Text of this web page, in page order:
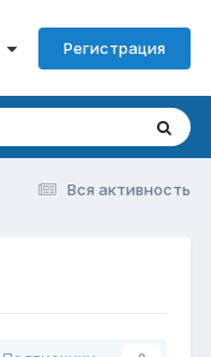
Регистрация
Вся активность